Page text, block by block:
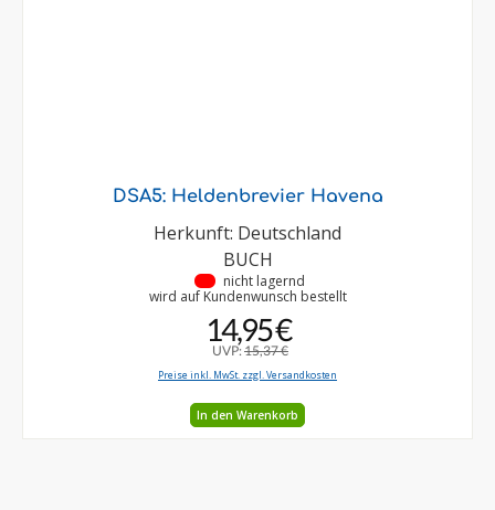
DSA5: Heldenbrevier Havena
Herkunft: Deutschland
BUCH
nicht lagernd
wird auf Kundenwunsch bestellt
14,95 €
UVP:15,37 €
Preise inkl. MwSt. zzgl. Versandkosten
In den Warenkorb